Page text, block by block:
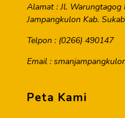
Alamat : Jl. Warungtagog
Jampangkulon Kab.
Telpon : (0266) 490147
Email :
Peta Kami